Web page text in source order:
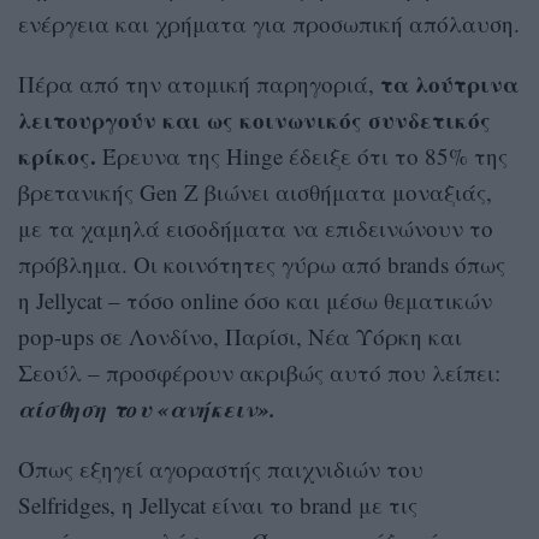
ενέργεια και χρήματα για προσωπική απόλαυση.
Πέρα από την ατομική παρηγοριά, τα λούτρινα
λειτουργούν και ως κοινωνικός συνδετικός
κρίκος. Έρευνα της Hinge έδειξε ότι το 85% της
βρετανικής Gen Z βιώνει αισθήματα μοναξιάς,
με τα χαμηλά εισοδήματα να επιδεινώνουν το
πρόβλημα. Οι κοινότητες γύρω από brands όπως
η Jellycat – τόσο online όσο και μέσω θεματικών
pop-ups σε Λονδίνο, Παρίσι, Νέα Υόρκη και
Σεούλ – προσφέρουν ακριβώς αυτό που λείπει:
αίσθηση του «ανήκειν».
Όπως εξηγεί αγοραστής παιχνιδιών του
Selfridges, η Jellycat είναι το brand με τις